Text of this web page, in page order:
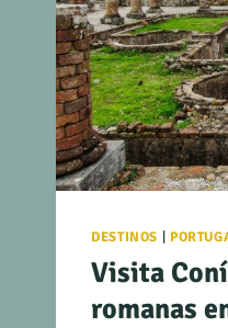
DESTINOS |
Visita
romanas